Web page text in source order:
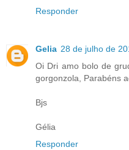
Responder
Gelia 28 de julho de
Oi Dri amo bolo de
gorgonzola, Parabéns
Bjs
Gélia
Responder